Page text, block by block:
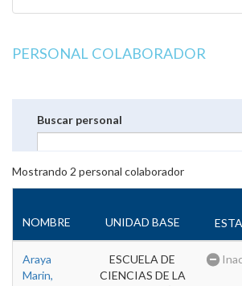
PERSONAL COLABORADOR
Buscar personal
Mostrando 2 personal colaborador
NOMBRE UNIDAD BASE
Araya
Marin,
ESCUELA DE
CIENCIAS DE LA